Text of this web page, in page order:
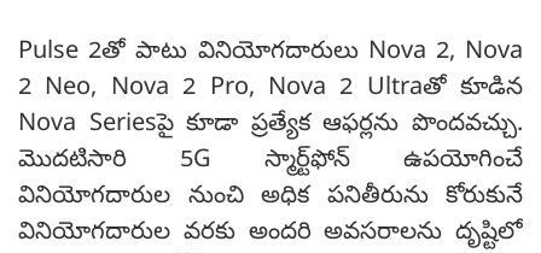
Pulse 2తో పాటు వినియోగదారులు Nova 2, Nova
2 Neo, Nova 2 Pro, Nova 2 Ultraతో కూడిన
Nova Seriesపై కూడా ప్రత్యేక ఆఫర్లను పొందవచ్చు.
మొదటిసారి 5G స్మార్ట్‌ఫోన్ ఉపయోగించే
వినియోగదారుల నుంచి అధిక పనితీరును కోరుకునే
వినియోగదారుల వరకు అందరి అవసరాలను దృష్టిలో